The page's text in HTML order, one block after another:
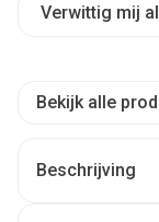
Verwittig mij
Bekijk alle
Beschrijving